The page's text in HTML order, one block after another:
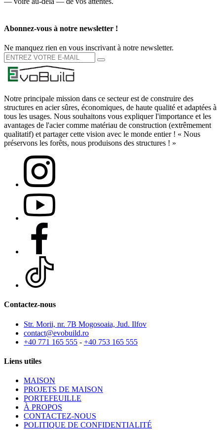
Abonnez-vous à notre newsletter !
Ne manquez rien en vous inscrivant à notre newsletter.
Notre principale mission dans ce secteur est de construire des
structures en acier sûres, économiques, de haute qualité et adaptées à
tous les usages. Nous souhaitons vous expliquer l'importance et les
avantages de l'acier comme matériau de construction (extrêmement
qualitatif) et partager cette vision avec le monde entier ! « Nous
préservons les forêts, nous produisons des structures ! »
Contactez-nous
Str. Morii, nr. 7B Mogosoaia, Jud. Ilfov
contact@evobuild.ro
+40 771 165 555 - +40 753 165 555
Liens utiles
MAISON
PROJETS DE MAISON
PORTEFEUILLE
À PROPOS
CONTACTEZ-NOUS
POLITIQUE DE CONFIDENTIALITÉ